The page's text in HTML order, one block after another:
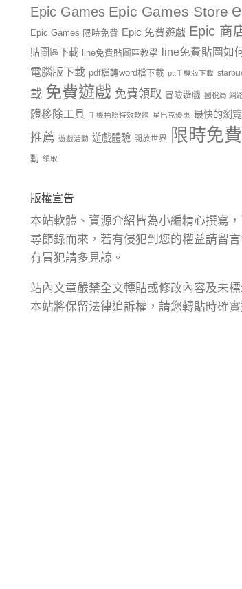
Epic Games Epic Games Store
Epic Games 限時免費 Epic 免費遊戲 Epic 商
貼圖區下載
line免費貼圖區教學 line免費貼圖如
電腦版下載 pdf檔轉word檔下載 ptt手機版下載
載 免費遊戲 免費領取 冒險遊戲 國稅局 網
體移除工具 手機拍照特效軟體 星巴克優惠 最快的瀏
推薦 遊戲活動 遊戲體驗 開放世界 限時免費
動 領取
版權宣告
本站軟體、資源介紹皆為小編精心撰寫
尋節錄而來，若有侵犯到您的權益請留
有冒犯請多見諒。
站內文章嚴禁全文轉貼或修改內容及未
本站將保留法律追訴權，請您轉貼時確實